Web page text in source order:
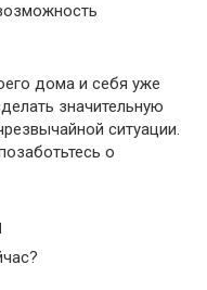
дома и себя уже
значительную
ситуации.
о